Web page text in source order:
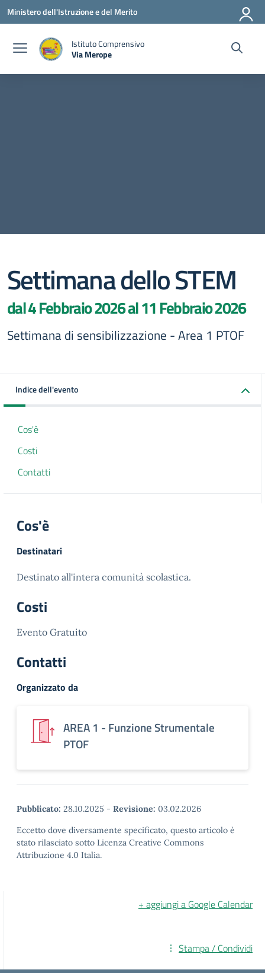
Vai ai contenuti
Vai al menu di navigazione
Vai al footer
Ministero dell'Istruzione e del Merito
Istituto Comprensivo
Via Merope
Settimana dello STEM
dal 4 Febbraio 2026 al 11 Febbraio 2026
Settimana di sensibilizzazione - Area 1 PTOF
Indice dell'evento
Cos'è
Costi
Contatti
Cos'è
Destinatari
Destinato all'intera comunità scolastica.
Costi
Evento Gratuito
Contatti
Organizzato da
AREA 1 - Funzione Strumentale
PTOF
Pubblicato: 28.10.2025 - Revisione: 03.02.2026
Eccetto dove diversamente specificato, questo articolo è
stato rilasciato sotto Licenza Creative Commons
Attribuzione 4.0 Italia.
+ aggiungi a Google Calendar
Stampa / Condividi